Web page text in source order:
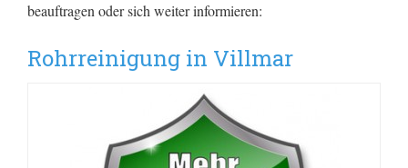
beauftragen oder sich weiter informieren:
Rohrreinigung in Villmar